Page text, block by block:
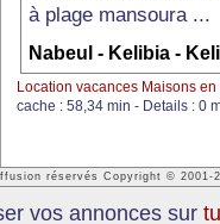
à plage mansoura ...
Nabeul - Kelibia -
Location vacances Maisons
cache : 58,34 min - Details : 0
réservés Copyright © 2001-
vos annonces sur